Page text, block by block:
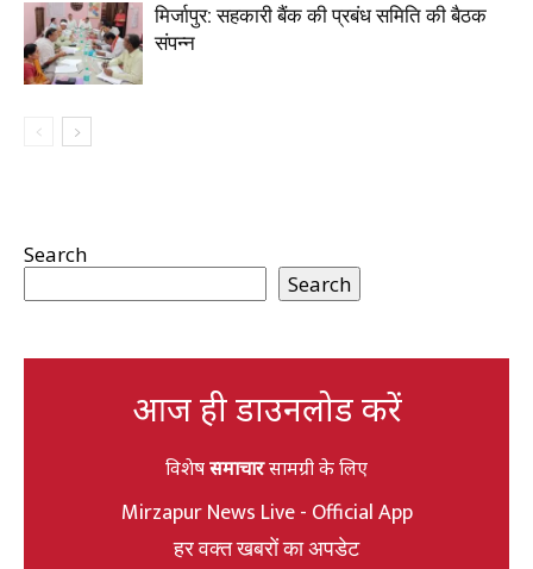
मिर्जापुर: सहकारी बैंक की प्रबंध समिति की बैठक
संपन्न
Search
Search
आज ही डाउनलोड करें
विशेषसमाचारसामग्री के लिए
Mirzapur News Live - Official App
हर वक्त खबरों का अपडेट